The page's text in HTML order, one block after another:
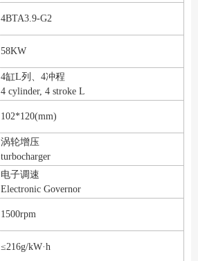
4BTA3.9-G2
58KW
4缸L列、4冲程
4 cylinder, 4 stroke L
102*120(mm)
涡轮增压
turbocharger
电子调速
Electronic Governor
1500rpm
≤216g/kW·h